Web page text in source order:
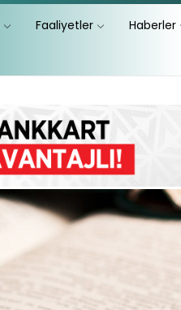
Faaliyetler Haberler